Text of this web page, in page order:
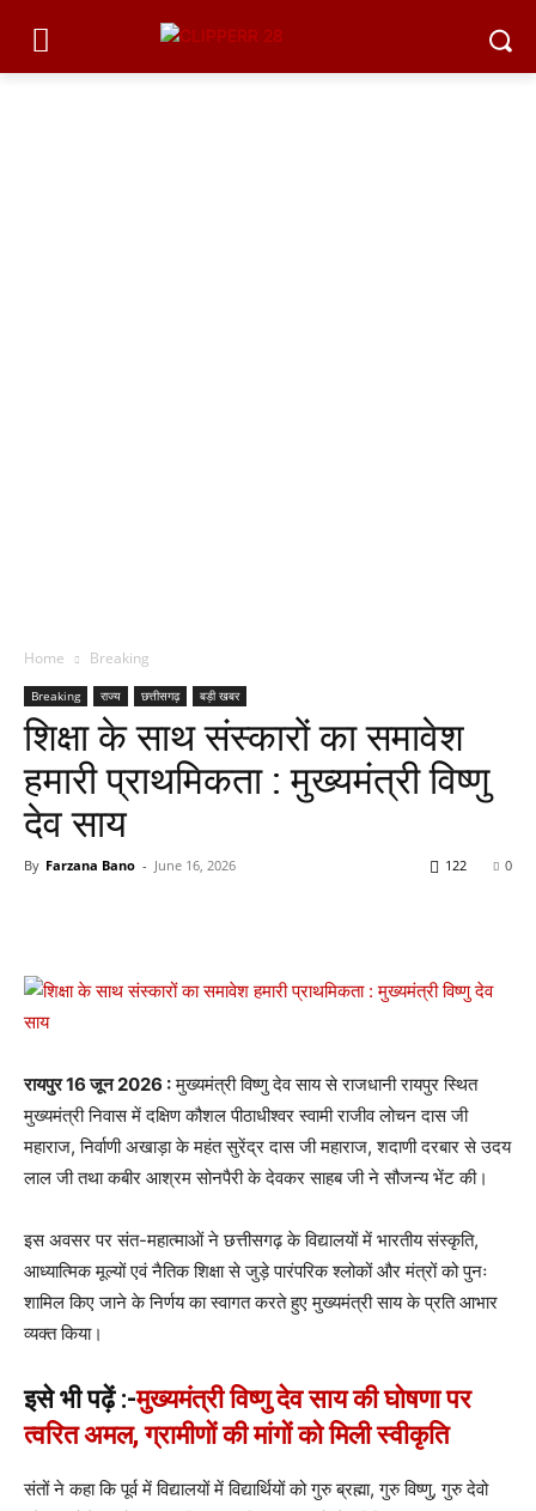
Home Breaking
Breaking राज्य छत्तीसगढ़ बड़ी खबर
शिक्षा के साथ संस्कारों का समावेश
हमारी प्राथमिकता : मुख्यमंत्री विष्णु
देव साय
By Farzana Bano - June 16, 2026 0
122
रायपुर 16 जून 2026 :मुख्यमंत्री विष्णु देव साय से राजधानी रायपुर स्थित
मुख्यमंत्री निवास में दक्षिण कौशल पीठाधीश्वर स्वामी राजीव लोचन दास जी
महाराज, निर्वाणी अखाड़ा के महंत सुरेंद्र दास जी महाराज, शदाणी दरबार से उदय
लाल जी तथा कबीर आश्रम सोनपैरी के देवकर साहब जी ने सौजन्य भेंट की।
इस अवसर पर संत-महात्माओं ने छत्तीसगढ़ के विद्यालयों में भारतीय संस्कृति,
आध्यात्मिक मूल्यों एवं नैतिक शिक्षा से जुड़े पारंपरिक श्लोकों और मंत्रों को पुनः
शामिल किए जाने के निर्णय का स्वागत करते हुए मुख्यमंत्री साय के प्रति आभार
व्यक्त किया।
इसे भी पढ़ें :-मुख्यमंत्री विष्णु देव साय की घोषणा पर
त्वरित अमल, ग्रामीणों की मांगों को मिली स्वीकृति
संतों ने कहा कि पूर्व में विद्यालयों में विद्यार्थियों को गुरु ब्रह्मा, गुरु विष्णु, गुरु देवो